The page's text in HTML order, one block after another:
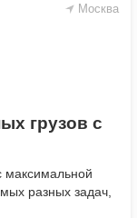
Москва
грузов с
максимальной
разных задач,